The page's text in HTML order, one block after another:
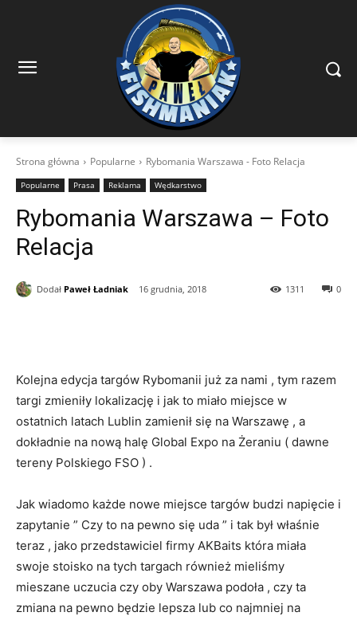
Strona główna Popularne Rybomania Warszawa - Foto Relacja
Popularne Prasa Reklama Wędkarstwo
Rybomania Warszawa – Foto
Relacja
Dodał Paweł Ładniak 16 grudnia, 2018 0
1311
Kolejna edycja targów Rybomanii już za nami , tym razem
targi zmieniły lokalizację i jak to miało miejsce w
ostatnich latach Lublin zamienił się na Warszawę , a
dokładnie na nową halę Global Expo na Żeraniu ( dawne
tereny Polskiego FSO ) .
Jak wiadomo każde nowe miejsce targów budzi napięcie i
zapytanie ” Czy to na pewno się uda ” i tak był właśnie
teraz , jako przedstawiciel firmy AKBaits która miała
swoje stoisko na tych targach również mieliśmy
mieszane uczucia czy oby Warszawa podoła , czy ta
zmiana na pewno będzie lepsza lub co najmniej na